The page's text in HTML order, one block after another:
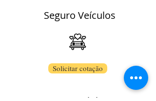
Seguro Veículos
Solicitar cotação